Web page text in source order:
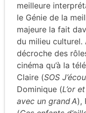
meilleure
le Génie de la
majeure la fait
du milieu culturel.
décroche des
cinéma qu’à la
Claire (SOS
Dominique (L’or
avec un grand A),